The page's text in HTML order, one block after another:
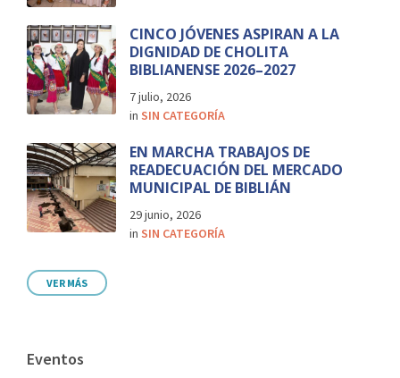
CINCO JÓVENES ASPIRAN A LA
DIGNIDAD DE CHOLITA
BIBLIANENSE 2026–2027
7 julio, 2026
in SIN CATEGORÍA
EN MARCHA TRABAJOS DE
READECUACIÓN DEL MERCADO
MUNICIPAL DE BIBLIÁN
29 junio, 2026
in SIN CATEGORÍA
VER MÁS
Eventos